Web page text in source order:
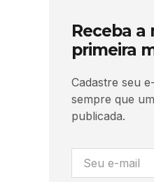
Receba a
primeira
Cadastre seu
sempre que
publicada.